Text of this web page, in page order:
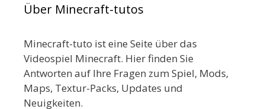
Über Minecraft-tutos
Minecraft-tuto ist eine Seite über das
Videospiel Minecraft. Hier finden Sie
Antworten auf Ihre Fragen zum Spiel, Mods,
Maps, Textur-Packs, Updates und
Neuigkeiten.